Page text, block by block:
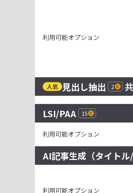
利用可能オプション
人気 見出し抽出 2
LSI/PAA 15
利用可能オプション
AI記事生成（タイトル/
利用可能オプション